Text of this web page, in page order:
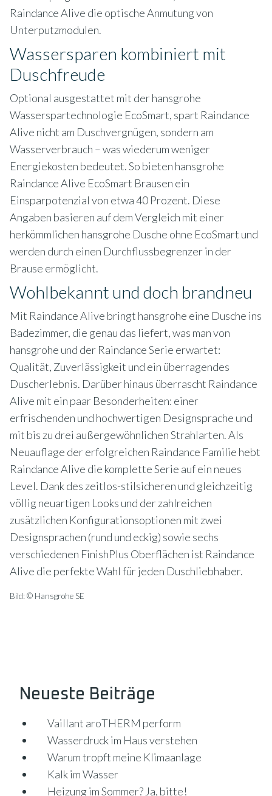
Raindance Alive die optische Anmutung von
Unterputzmodulen.
Wassersparen kombiniert mit
Duschfreude
Optional ausgestattet mit der hansgrohe
Wasserspartechnologie EcoSmart, spart Raindance
Alive nicht am Duschvergnügen, sondern am
Wasserverbrauch – was wiederum weniger
Energiekosten bedeutet. So bieten hansgrohe
Raindance Alive EcoSmart Brausen ein
Einsparpotenzial von etwa 40 Prozent. Diese
Angaben basieren auf dem Vergleich mit einer
herkömmlichen hansgrohe Dusche ohne EcoSmart und
werden durch einen Durchflussbegrenzer in der
Brause ermöglicht.
Wohlbekannt und doch brandneu
Mit Raindance Alive bringt hansgrohe eine Dusche ins
Badezimmer, die genau das liefert, was man von
hansgrohe und der Raindance Serie erwartet:
Qualität, Zuverlässigkeit und ein überragendes
Duscherlebnis. Darüber hinaus überrascht Raindance
Alive mit ein paar Besonderheiten: einer
erfrischenden und hochwertigen Designsprache und
mit bis zu drei außergewöhnlichen Strahlarten. Als
Neuauflage der erfolgreichen Raindance Familie hebt
Raindance Alive die komplette Serie auf ein neues
Level. Dank des zeitlos-stilsicheren und gleichzeitig
völlig neuartigen Looks und der zahlreichen
zusätzlichen Konfigurationsoptionen mit zwei
Designsprachen (rund und eckig) sowie sechs
verschiedenen FinishPlus Oberflächen ist Raindance
Alive die perfekte Wahl für jeden Duschliebhaber.
Bild: © Hansgrohe SE
Neueste Beiträge
Vaillant aroTHERM perform
Wasserdruck im Haus verstehen
Warum tropft meine Klimaanlage
Kalk im Wasser
Heizung im Sommer? Ja, bitte!